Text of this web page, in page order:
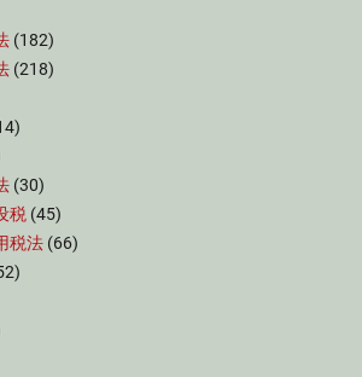
(182)
(218)
(30)
税 (45)
税法 (66)